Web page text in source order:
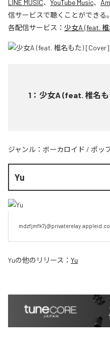
LINE MUSIC、 YouTube Music、
信サービスで聴くことができる。
各配信サービス： 少女A (feat.
1 ： 少女A (feat. 椎名
ジャンル： ボーカロイド / ポッ
Yu
Yuの他のリリース： Yu